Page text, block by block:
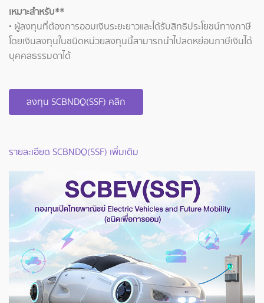
เหมาะสำหรับ**
• ผู้ลงทุนที่ต้องการออมเงินระยะยาวและได้รับสิทธิประโยชน์ทางภาษี
โดยเงินลงทุนในชนิดหน่วยลงทุนนี้สามารถนำไปลดหย่อนภาษีเงินได้
บุคคลธรรมดาได้
ลงทุน SCBNDQ(SSF) คลิก
รายละเอียด SCBNDQ(SSF) เพิ่มเติม